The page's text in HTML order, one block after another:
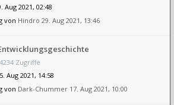
Aug 2021, 02:48
von Hindro 29. Aug 2021, 13:46
Zugriffe
Aug 2021, 14:58
von Dark-Chummer 17. Aug 2021, 10:00